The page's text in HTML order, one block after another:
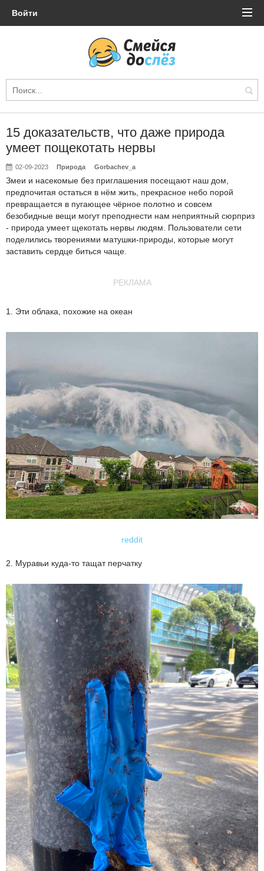
Войти
15 доказательств, что даже природа
умеет пощекотать нервы
02-09-2023 Природа Gorbachev_a
Змеи и насекомые без приглашения посещают наш дом,
предпочитая остаться в нём жить, прекрасное небо порой
превращается в пугающее чёрное полотно и совсем
безобидные вещи могут преподнести нам неприятный сюрприз
- природа умеет щекотать нервы людям. Пользователи сети
поделились творениями матушки-природы, которые могут
заставить сердце биться чаще.
РЕКЛАМА
1. Эти облака, похожие на океан
reddit
2. Муравьи куда-то тащат перчатку